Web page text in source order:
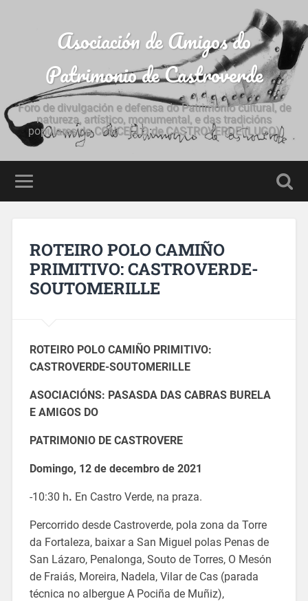
Asociación de Amigos do
Patrimonio de Castroverde
Foro de divulgación e defensa do Patrimonio cultural, de
natureza, artístico, monumental, e das tradicións
populares do CONCELLO de CASTROVERDE (LUGO)
ROTEIRO POLO CAMIÑO
PRIMITIVO: CASTROVERDE-
SOUTOMERILLE
ROTEIRO POLO CAMIÑO PRIMITIVO:
CASTROVERDE-SOUTOMERILLE
ASOCIACIÓNS: PASASDA DAS CABRAS BURELA
E AMIGOS DO
PATRIMONIO DE CASTROVERE
Domingo, 12 de decembro de 2021
-10:30 h. En Castro Verde, na praza.
Percorrido desde Castroverde, pola zona da Torre
da Fortaleza, baixar a San Miguel polas Penas de
San Lázaro, Penalonga, Souto de Torres, O Mesón
de Fraiás, Moreira, Nadela, Vilar de Cas (parada
técnica no albergue A Pociña de Muñiz),